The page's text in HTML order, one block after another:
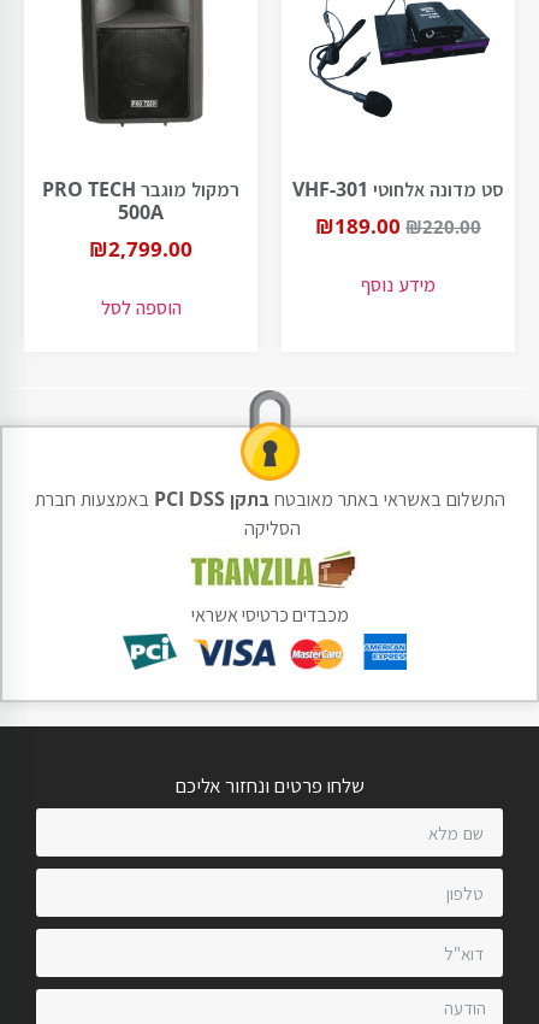
סט מדונה אלחוטי VHF-301
₪220.00
₪189.00
מידע נוסף
רמקול מוגבר PRO TECH
500A
₪2,799.00
הוספה לסל
התשלום באשראי באתר מאובטחבתקן PCI DSS
באמצעות חברת
הסליקה
מכבדים כרטיסי אשראי
שלחו פרטים ונחזור אליכם